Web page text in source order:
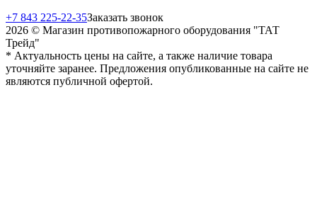
+7 843 225-22-35Заказать звонок
2026 © Магазин противопожарного оборудования "ТАТ
Трейд"
* Актуальность цены на сайте, а также наличие товара
уточняйте заранее. Предложения опубликованные на сайте не
являются публичной офертой.